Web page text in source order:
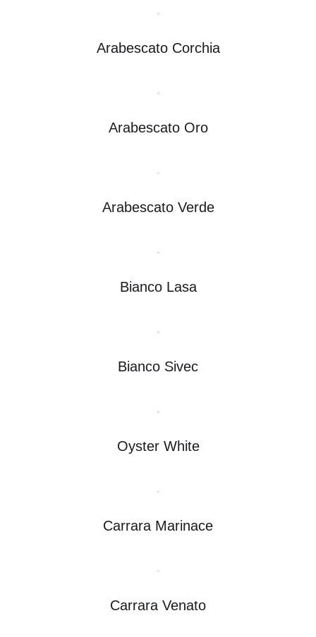
Arabescato Corchia
Arabescato Oro
Arabescato Verde
Bianco Lasa
Bianco Sivec
Oyster White
Carrara Marinace
Carrara Venato